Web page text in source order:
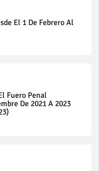
El 1 De Febrero Al
Fuero Penal
De 2021 A 2023